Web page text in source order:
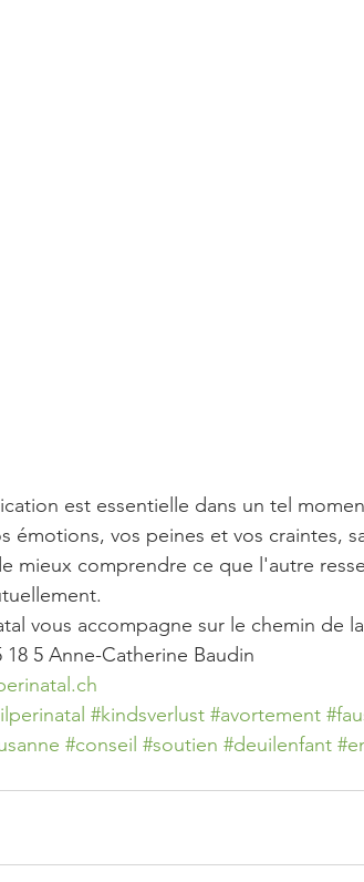
est essentielle dans un tel
émotions, vos peines et vos craintes,
mieux comprendre ce que l'autre
vous accompagne sur le chemin de
18 5 Anne-Catherine Baudin
#kindsverlust #avortement
#conseil #soutien #deuilenfant